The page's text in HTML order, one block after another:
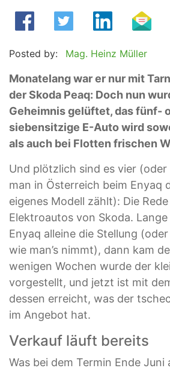
Posted by: Mag. Heinz Müller
Monatelang war er nur mit
der Skoda Peaq: Doch nun
Geheimnis gelüftet, das fünf-
siebensitzige E-Auto wird
als auch bei Flotten frischen
Und plötzlich sind es vier
man in Österreich beim Enyaq
eigenes Modell zählt): Die
Elektroautos von Skoda.
Enyaq alleine die Stellung
wie man’s nimmt), dann kam
wenigen Wochen wurde der
vorgestellt, und jetzt ist mit
dessen erreicht, was der
im Angebot hat.
Verkauf läuft bereits
Was bei dem Termin Ende Juni